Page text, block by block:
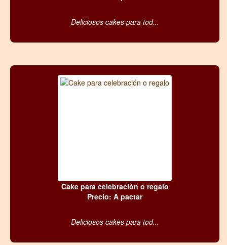
Deliciosos cakes para tod...
Cake para celebración o regalo
Precio: A pactar
Deliciosos cakes para tod...